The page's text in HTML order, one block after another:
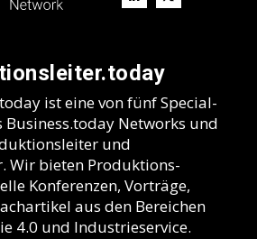
ist eine von fünf Special-
Business.today Networks und
und
Wir bieten Produktions-
Konferenzen, Vorträge,
aus den Bereichen
4.0 und Industrieservice.